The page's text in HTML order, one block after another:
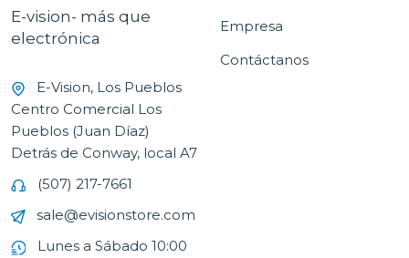
E-vision- más que
electrónica
E-Vision, Los Pueblos
Centro Comercial Los
Pueblos (Juan Díaz)
Detrás de Conway, local A7
(507) 217-7661
sale@evisionstore.com
Lunes a Sábado 10:00
Empresa
Contáctanos